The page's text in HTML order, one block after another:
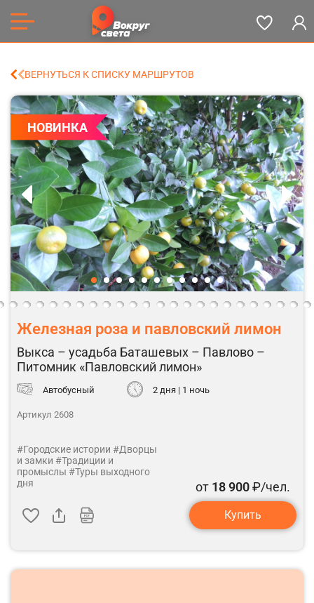
ВЕРНУТЬСЯ К СПИСКУ МАРШРУТОВ
НОВИНКА
Железная роза и павловский лимон
Выкса – усадьба Баташевых – Павлово –
Питомник «Павловский лимон»
Автобусный 2 дня | 1 ночь
Артикул 2608
#Городские истории #Дворцы
и замки #Традиции и
промыслы #Туры выходного
дня
от 18 900₽/чел.
Купить